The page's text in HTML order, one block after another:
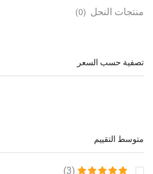
منتجات النحل (0)
تصفية حسب السعر
متوسط ال​​تقييم
(3)